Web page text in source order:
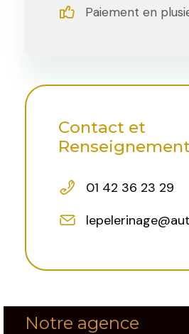
Paiement en
Contact et
01 42 36 23 29
Notre agence